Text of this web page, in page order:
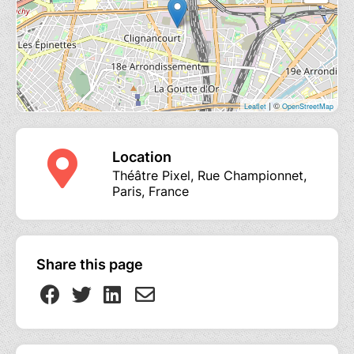
Leaflet| ©OpenStreetMap
Location
Théâtre Pixel, Rue Championnet,
Paris, France
Share this page